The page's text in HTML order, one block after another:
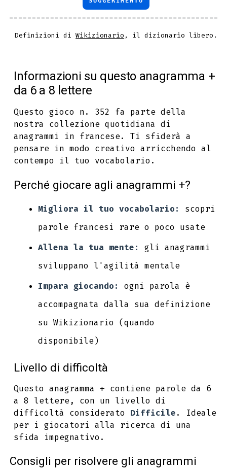
Definizioni diWikizionario , il dizionario libero.
Informazioni su questo anagramma +
da 6 a 8 lettere
Questo gioco n. 352 fa parte della
nostra collezione quotidiana di
anagrammi in francese. Ti sfiderà a
pensare in modo creativo arricchendo al
contempo il tuo vocabolario.
Perché giocare agli anagrammi +?
Migliora il tuo vocabolario:
scopri
parole francesi rare o poco usate
Allena la tua mente:
gli anagrammi
sviluppano l'agilità mentale
Impara giocando:
ogni parola è
accompagnata dalla sua definizione
su Wikizionario (quando
disponibile)
Livello di difficoltà
Questo anagramma + contiene parole da 6
a 8 lettere, con un livello di
difficoltà considerato Difficile. Ideale
per i giocatori alla ricerca di una
sfida impegnativo.
Consigli per risolvere gli anagrammi